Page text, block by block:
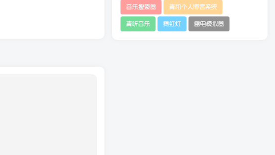
音乐搜索器 青和个人博客系统
青听音乐 霓虹灯 雷电模拟器